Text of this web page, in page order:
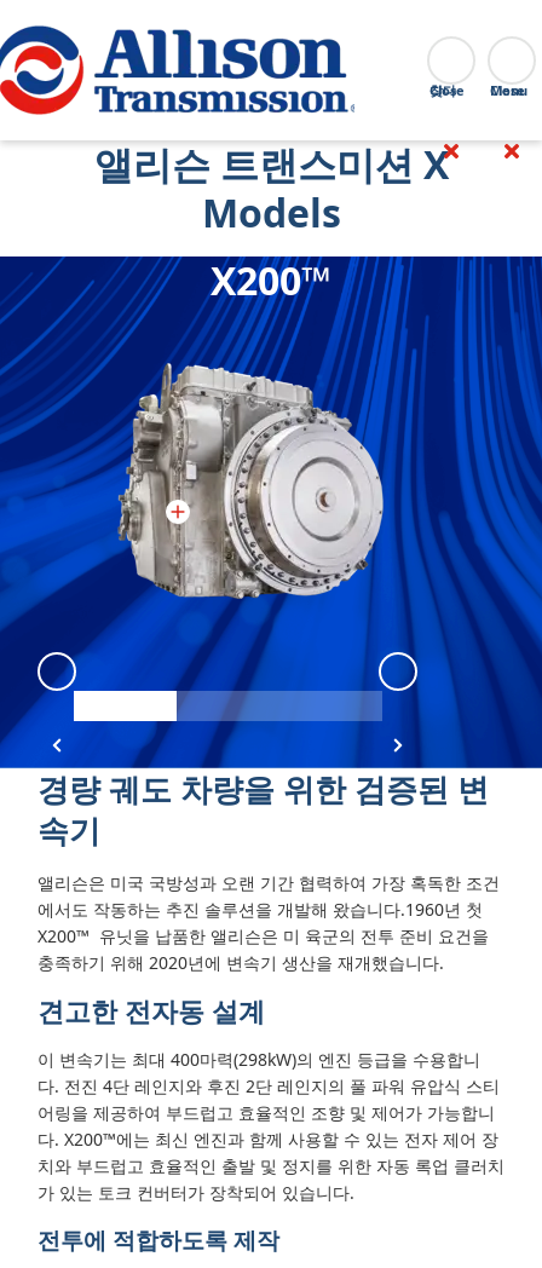
Go Home 찾다
Close
앨리슨 트랜스미션 X
Models
X200™
X200: X200 X200
경량 궤도 차량을 위한 검증된 변
속기
앨리슨은 미국 국방성과 오랜 기간 협력하여 가장 혹독한 조건
에서도 작동하는 추진 솔루션을 개발해 왔습니다.1960년 첫
X200™ 유닛을 납품한 앨리슨은 미 육군의 전투 준비 요건을
충족하기 위해 2020년에 변속기 생산을 재개했습니다.
견고한 전자동 설계
이 변속기는 최대 400마력(298kW)의 엔진 등급을 수용합니
다. 전진 4단 레인지와 후진 2단 레인지의 풀 파워 유압식 스티
어링을 제공하여 부드럽고 효율적인 조향 및 제어가 가능합니
다. X200™에는 최신 엔진과 함께 사용할 수 있는 전자 제어 장
치와 부드럽고 효율적인 출발 및 정지를 위한 자동 록업 클러치
가 있는 토크 컨버터가 장착되어 있습니다.
전투에 적합하도록 제작